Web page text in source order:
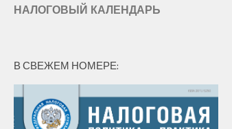
НАЛОГОВЫЙ КАЛЕНДАРЬ
В СВЕЖЕМ НОМЕРЕ: